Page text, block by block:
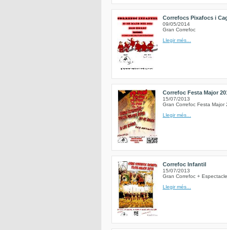
Correfocs Pixafocs i
09/05/2014
Gran Correfoc
Llegir més...
Correfoc Festa Major
15/07/2013
Gran Correfoc Festa
Llegir més...
Correfoc Infantil
15/07/2013
Gran Correfoc +
Llegir més...